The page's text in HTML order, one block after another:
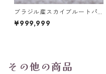
ブラジル産スカイブルートパ
ーズ スノーフレークカットル
ース 1.5ct 7.0mm*7.0mm*4.
¥999,999
その他の商品